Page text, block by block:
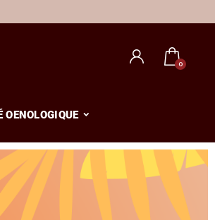
OENOLOGIQUE